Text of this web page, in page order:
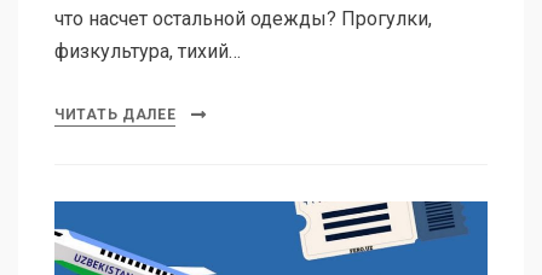
что насчет остальной одежды? Прогулки,
физкультура, тихий…
ЧИТАТЬ ДАЛЕЕ